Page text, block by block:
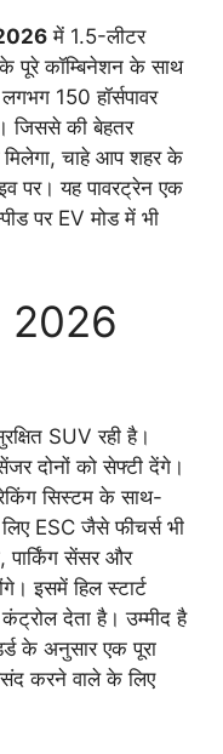
में 1.5-लीटर
पूरे कॉम्बिनेशन के साथ
150 हॉर्सपावर
जिससे की बेहतर
मिलेगा, चाहे आप शहर के
पर। यह पावरट्रेन एक
पर EV मोड में भी
2026
SUV रही है।
दोनों को सेफ्टी देंगे।
सिस्टम के साथ-
ESC जैसे फीचर्स भी
पार्किंग सेंसर और
इसमें हिल स्टार्ट
देता है। उम्मीद है
के अनुसार एक पूरा
करने वाले के लिए